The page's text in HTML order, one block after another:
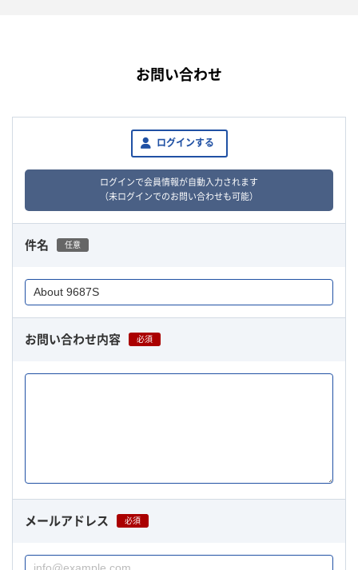
お問い合わせ
ログインする
ログインで会員情報が自動入力されます
（未ログインでのお問い合わせも可能）
件名 任意
お問い合わせ内容 必須
メールアドレス 必須